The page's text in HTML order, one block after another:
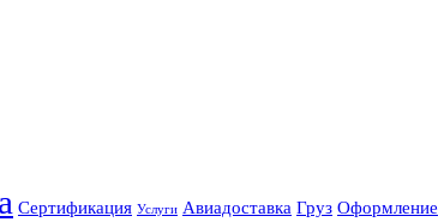
Сертификация Услуги Авиадоставка Груз Оформление